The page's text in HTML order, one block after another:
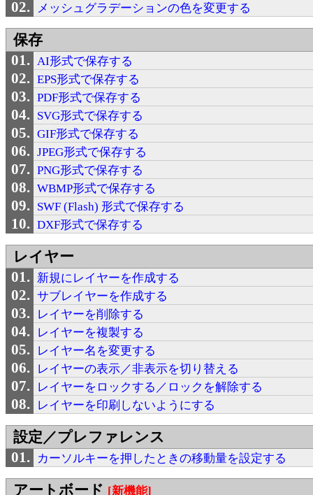
メッシュグラデーションの色を変更する
保存
AI形式で保存する
EPS形式で保存する
PDF形式で保存する
SVG形式で保存する
GIF形式で保存する
JPEG形式で保存する
PNG形式で保存する
WBMP形式で保存する
SWF (Flash) 形式で保存する
DXF形式で保存する
レイヤー
新規にレイヤーを作成する
サブレイヤーを作成する
レイヤーを削除する
レイヤーを複製する
レイヤー名を変更する
レイヤーの表示／非表示を切り替える
レイヤーをロックする／ロックを解除する
レイヤーを印刷しないようにする
設定／プレファレンス
カーソルキーを押したときの移動量を設定する
アートボード [新機能]